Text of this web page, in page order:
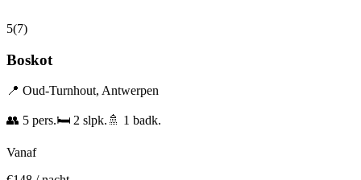
5(7)
Boskot
📍 Oud-Turnhout, Antwerpen
👥 5 pers.🛏️ 2 slpk. 🚿 1 badk.
Vanaf